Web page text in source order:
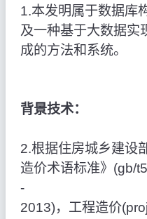
1.本发明属于数据库
及一种基于大数据实
成的方法和系统。
背景技术：
2.根据住房城乡建设
造价术语标准》(gb/
‑
2013)，工程造价